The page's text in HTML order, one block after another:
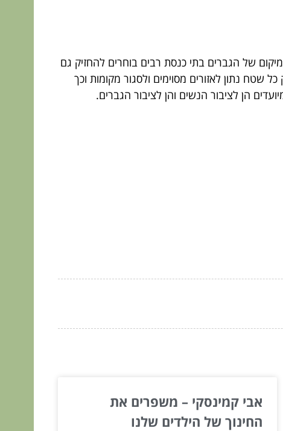
של הגברים בתי כנסת רבים בוחרים להחזיק גם
נתון לאזורים מסוימים ולסגור מקומות וכך
הן לציבור הנשים והן לציבור הגברים.
אבי קמינסקי – משפרים את
החינוך של הילדים שלנו